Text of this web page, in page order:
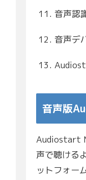
11. 音声認
12. 音声デ
13.
音声版
Audiostart
声で聴ける
ットフォー